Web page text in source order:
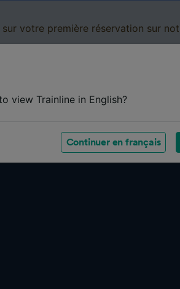
votre première réservation sur
view Trainline in English?
Continuer en français